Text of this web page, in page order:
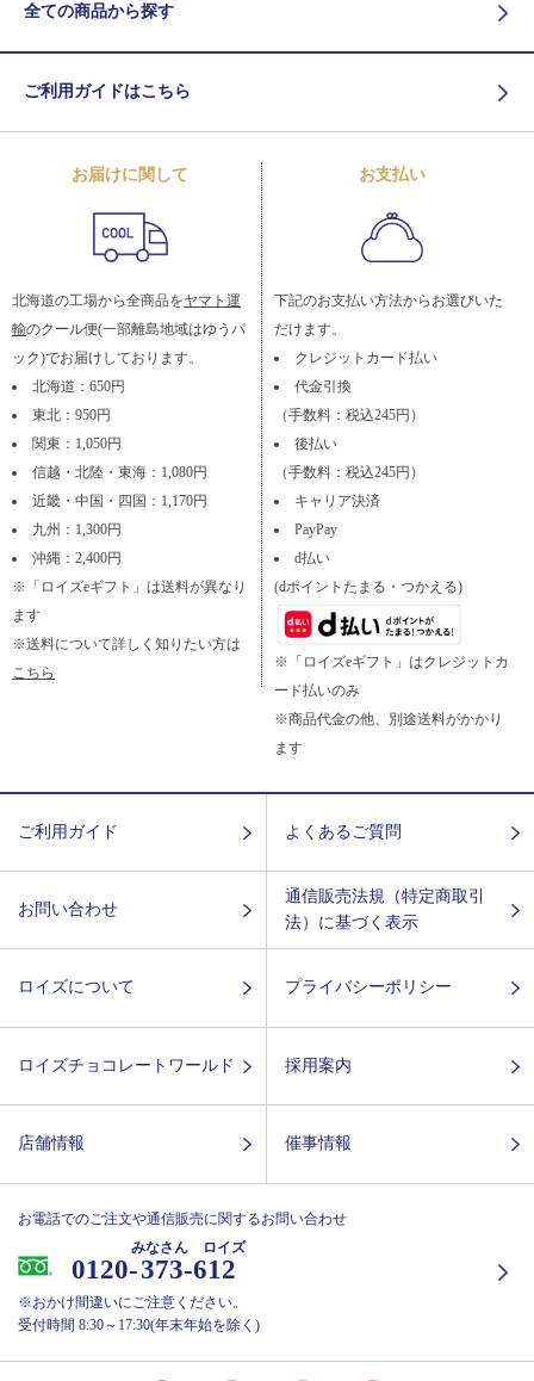
全ての商品から探す
ご利用ガイドはこちら
お届けに関して
北海道の工場から全商品をヤマト運
輸のクール便(一部離島地域はゆうパ
ック)でお届けしております。
北海道：650円
東北：950円
関東：1,050円
信越・北陸・東海：1,080円
近畿・中国・四国：1,170円
九州：1,300円
沖縄：2,400円
※「ロイズeギフト」は送料が異なり
ます
※送料について詳しく知りたい方は
こちら
お支払い
下記のお支払い方法からお選びいた
だけます。
クレジットカード払い
代金引換
（手数料：税込245円）
後払い
（手数料：税込245円）
キャリア決済
PayPay
d払い
(dポイントたまる・つかえる)
※「ロイズeギフト」はクレジットカ
ード払いのみ
※商品代金の他、別途送料がかかり
ます
ご利用ガイド よくあるご質問
お問い合わせ
通信販売法規（特定商取引
法）に基づく表示
ロイズについて プライバシーポリシー
ロイズチョコレートワールド 採用案内
店舗情報 催事情報
お電話でのご注文や通信販売に関するお問い合わせ
0120-373-612
みなさん ロイズ
※おかけ間違いにご注意ください。
受付時間 8:30～17:30(年末年始を除く)